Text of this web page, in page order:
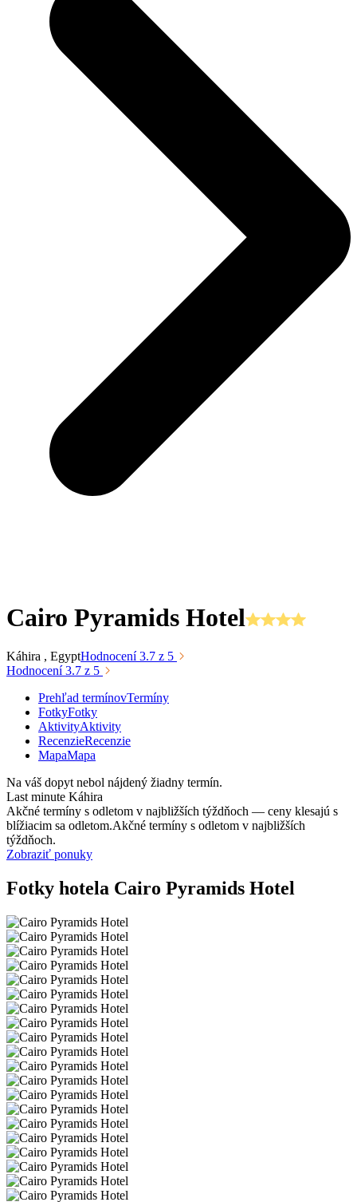
Cairo Pyramids Hotel
Káhira , EgyptHodnocení3.7 z 5
Hodnocení3.7 z 5
Prehľad termínovTermíny
FotkyFotky
AktivityAktivity
RecenzieRecenzie
MapaMapa
Na váš dopyt nebol nájdený žiadny termín.
Last minute Káhira
Akčné termíny s odletom v najbližších týždňoch — ceny klesajú s
blížiacim sa odletom.Akčné termíny s odletom v najbližších
týždňoch.
Zobraziť ponuky
Fotky hotela Cairo Pyramids Hotel